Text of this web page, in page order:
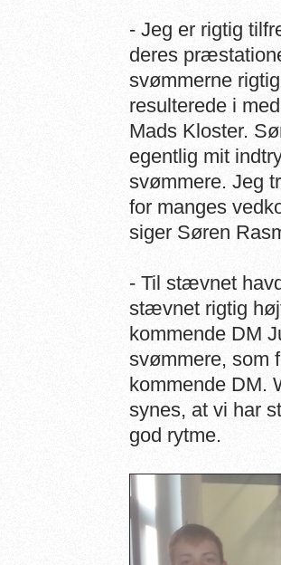
- Jeg er rigtig
deres
svømmerne
resulterede i
Mads Kloster.
egentlig mit
svømmere. Jeg
for manges
siger Søren
- Til stævnet
stævnet rigtig
kommende DM
svømmere, som
kommende DM.
synes, at vi har
god rytme.